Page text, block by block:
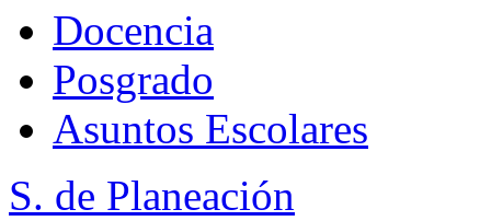
Docencia
Posgrado
Asuntos Escolares
S. de Planeación